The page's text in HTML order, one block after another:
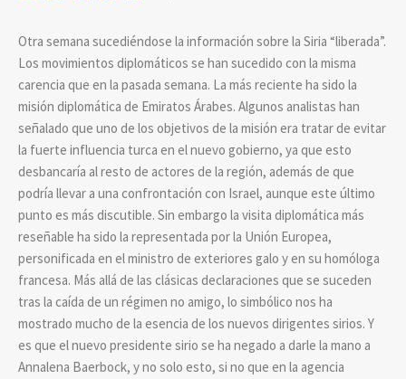
Otra semana sucediéndose la información sobre la Siria “liberada”.
Los movimientos diplomáticos se han sucedido con la misma
carencia que en la pasada semana. La más reciente ha sido la
misión diplomática de Emiratos Árabes. Algunos analistas han
señalado que uno de los objetivos de la misión era tratar de evitar
la fuerte influencia turca en el nuevo gobierno, ya que esto
desbancaría al resto de actores de la región, además de que
podría llevar a una confrontación con Israel, aunque este último
punto es más discutible. Sin embargo la visita diplomática más
reseñable ha sido la representada por la Unión Europea,
personificada en el ministro de exteriores galo y en su homóloga
francesa. Más allá de las clásicas declaraciones que se suceden
tras la caída de un régimen no amigo, lo simbólico nos ha
mostrado mucho de la esencia de los nuevos dirigentes sirios. Y
es que el nuevo presidente sirio se ha negado a darle la mano a
Annalena Baerbock, y no solo esto, si no que en la agencia